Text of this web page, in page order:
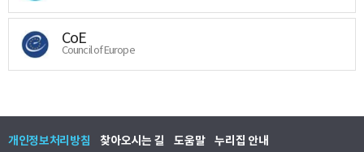
CoE
Council of Europe
개인정보처리방침 찾아오시는 길 도움말 누리집 안내